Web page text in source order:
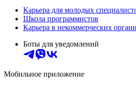
Карьера для молодых
Школа программистов
Карьера в некоммерческих
Боты для уведомлений
Мобильное приложение